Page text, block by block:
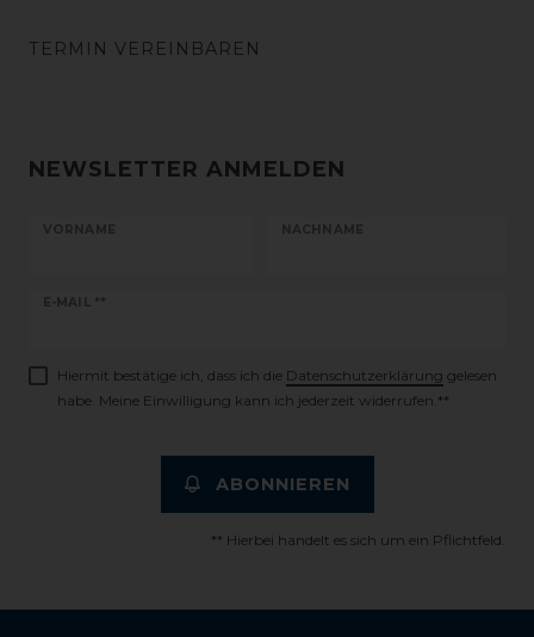
TERMIN VEREINBAREN
NEWSLETTER ANMELDEN
VORNAME NACHNAME
E-MAIL **
Newsletter
Hiermit bestätige ich, dass ich die Daten­schutz­erklärung gelesen
habe. Meine Einwilligung kann ich jederzeit widerrufen.**
ABONNIEREN
** Hierbei handelt es sich um ein Pflichtfeld.